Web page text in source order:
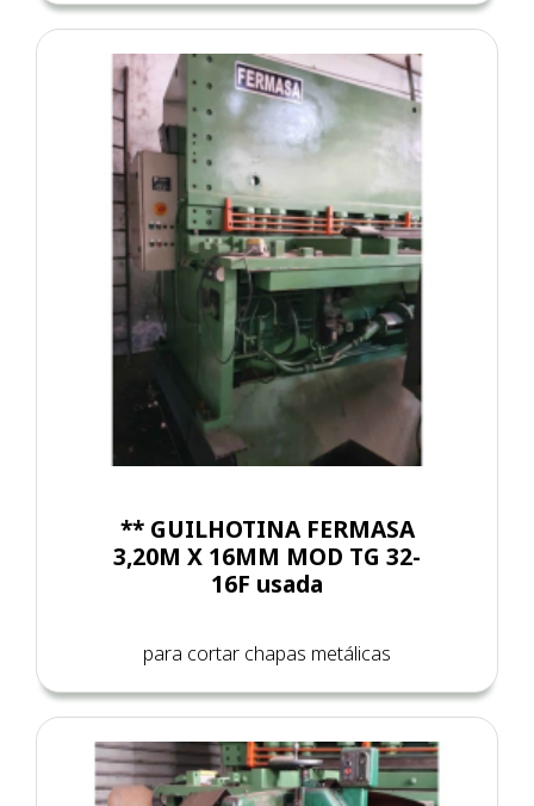
** GUILHOTINA FERMASA
3,20M X 16MM MOD TG 32-
16F usada
para cortar chapas metálicas